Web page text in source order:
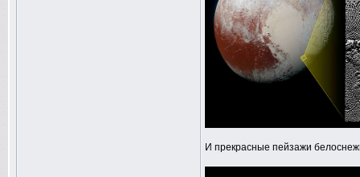
И прекрасные пейзажи